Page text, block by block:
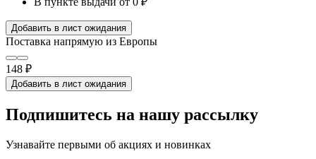
Добавить в лист ожидания
Поставка напрямую из Европы
148 ₽
Добавить в лист ожидания
Подпишитесь на нашу рассылку
Узнавайте первыми об акциях и новинках